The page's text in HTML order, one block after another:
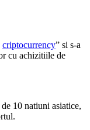
criptocurrency” si s-a
cu achizitiile de
10 natiuni asiatice,